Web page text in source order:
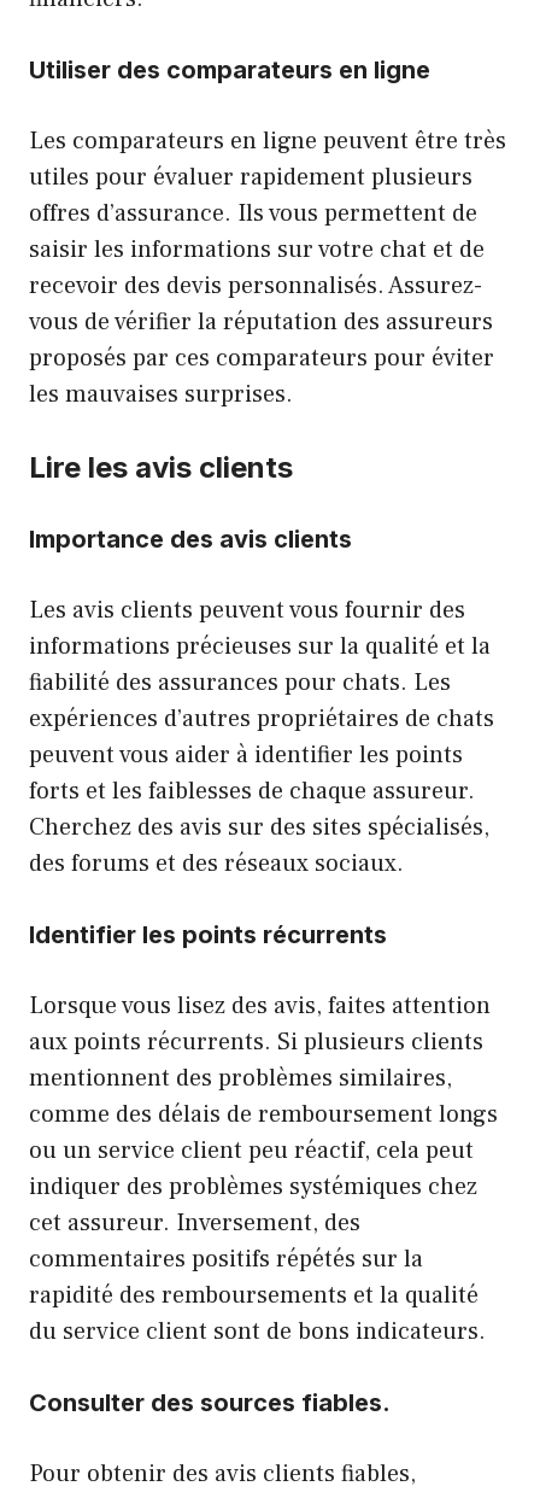
Utiliser des comparateurs en ligne
Les comparateurs en ligne peuvent être très
utiles pour évaluer rapidement plusieurs
offres d’assurance. Ils vous permettent de
saisir les informations sur votre chat et de
recevoir des devis personnalisés. Assurez-
vous de vérifier la réputation des assureurs
proposés par ces comparateurs pour éviter
les mauvaises surprises.
Lire les avis clients
Importance des avis clients
Les avis clients peuvent vous fournir des
informations précieuses sur la qualité et la
fiabilité des assurances pour chats. Les
expériences d’autres propriétaires de chats
peuvent vous aider à identifier les points
forts et les faiblesses de chaque assureur.
Cherchez des avis sur des sites spécialisés,
des forums et des réseaux sociaux.
Identifier les points récurrents
Lorsque vous lisez des avis, faites attention
aux points récurrents. Si plusieurs clients
mentionnent des problèmes similaires,
comme des délais de remboursement longs
ou un service client peu réactif, cela peut
indiquer des problèmes systémiques chez
cet assureur. Inversement, des
commentaires positifs répétés sur la
rapidité des remboursements et la qualité
du service client sont de bons indicateurs.
Consulter des sources fiables.
Pour obtenir des avis clients fiables,